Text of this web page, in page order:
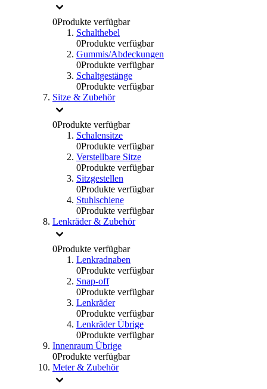
0Produkte verfügbar
Schalthebel
0Produkte verfügbar
Gummis/Abdeckungen
0Produkte verfügbar
Schaltgestänge
0Produkte verfügbar
Sitze & Zubehör
0Produkte verfügbar
Schalensitze
0Produkte verfügbar
Verstellbare Sitze
0Produkte verfügbar
Sitzgestellen
0Produkte verfügbar
Stuhlschiene
0Produkte verfügbar
Lenkräder & Zubehör
0Produkte verfügbar
Lenkradnaben
0Produkte verfügbar
Snap-off
0Produkte verfügbar
Lenkräder
0Produkte verfügbar
Lenkräder Übrige
0Produkte verfügbar
Innenraum Übrige
0Produkte verfügbar
Meter & Zubehör